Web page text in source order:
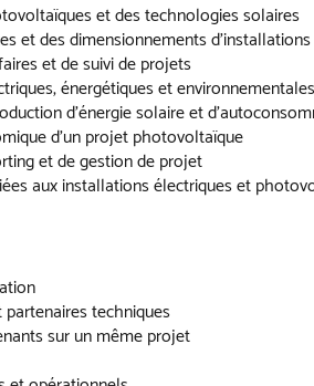
et des technologies solaires
et des dimensionnements
et de suivi de projets
énergétiques et environnementales
d’énergie solaire et
d’un projet photovoltaïque
et de gestion de projet
aux installations électriques et
techniques
sur un même projet